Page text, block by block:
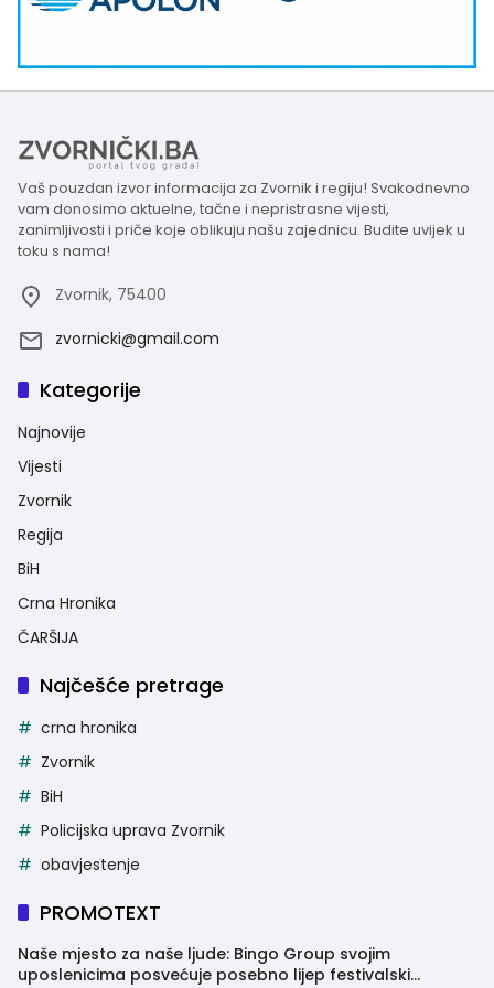
Vaš pouzdan izvor informacija za Zvornik i regiju! Svakodnevno
vam donosimo aktuelne, tačne i nepristrasne vijesti,
zanimljivosti i priče koje oblikuju našu zajednicu. Budite uvijek u
toku s nama!
Zvornik, 75400
zvornicki@gmail.com
Kategorije
Najnovije
Vijesti
Zvornik
Regija
BiH
Crna Hronika
ČARŠIJA
Najčešće pretrage
crna hronika
Zvornik
BiH
Policijska uprava Zvornik
obavjestenje
PROMOTEXT
Naše mjesto za naše ljude: Bingo Group svojim
uposlenicima posvećuje posebno lijep festivalski